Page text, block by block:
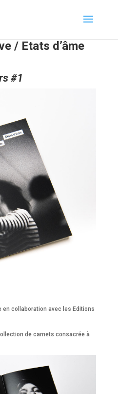
/ Etats d’âme
#1
en collaboration avec les Editions
de carnets consacrée à